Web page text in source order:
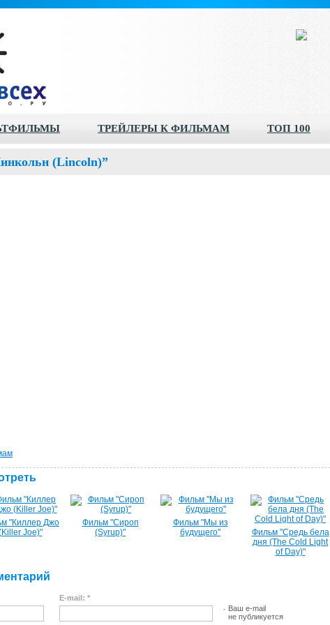
ТРЕЙЛЕРЫ К ФИЛЬМАМ ТОП 100
(Lincoln)”
"Киллер Джо
Joe)"
Фильм "Сироп
(Syrup)"
Фильм "Мы из
будущего"
Фильм "Средь бела
дня (The Cold Light
of Day)"
E-mail: *
Ваш e-mail
не публикуется